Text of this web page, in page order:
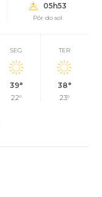
05h53
Pôr do sol
SEG
39°
22°
TER
38°
23°